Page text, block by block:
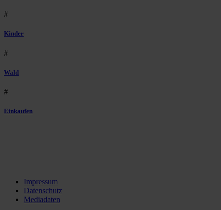
#
Kinder
#
Wald
#
Einkaufen
Impressum
Datenschutz
Mediadaten